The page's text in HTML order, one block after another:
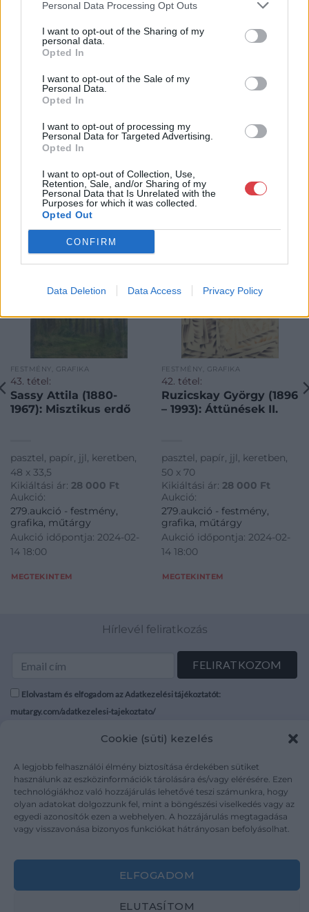
Personal Data Processing Opt Outs
I want to opt-out of the Sharing of my
personal data.
Opted In
I want to opt-out of the Sale of my
Personal Data.
Opted In
I want to opt-out of processing my
Personal Data for Targeted Advertising.
Opted In
I want to opt-out of Collection, Use,
Retention, Sale, and/or Sharing of my
Personal Data that Is Unrelated with the
Purposes for which it was collected.
Opted Out
CONFIRM
Data Deletion Data Access Privacy Policy
Cookie (süti) kezelés
A legjobb felhasználói élmény biztosítása érdekében sütiket
használunk az eszközinformációk tárolására és/vagy elérésére. Ezen
technológiákhoz való hozzájárulás lehetővé teszi számunkra, hogy
olyan adatokat dolgozzunk fel, mint a böngészési viselkedés vagy az
egyedi azonosítók ezen a webhelyen. A hozzájárulás megtagadása
vagy visszavonása bizonyos funkciókat hátrányosan befolyásolhat.
ELFOGADOM
ELUTASÍTOM
szerda esténként online árverést! Kedd-től péntek-ig 11.00-este
18.00 óráig várjuk szeretettel az érdeklődőket.
GALÉRIA TOVÁBBI MŰTÁRGYAI
KAPCSOLÓDÓ MŰTÁRGYAK
FESTMÉNY, GRAFIKA
43. tétel:
Sassy Attila (1880-
1967): Misztikus erdő
pasztel, papír, jjl, keretben,
48 x 33,5
Kikiáltási ár: 28 000 Ft
Aukció:
279.aukció - festmény,
grafika, műtárgy
Aukció időpontja: 2024-02-
14 18:00
MEGTEKINTEM
FESTMÉNY, GRAFIKA
42. tétel:
Ruzicskay György (1896
– 1993): Áttünések II.
pasztel, papír, jjl, keretben,
50 x 70
Kikiáltási ár: 28 000 Ft
Aukció:
279.aukció - festmény,
grafika, műtárgy
Aukció időpontja: 2024-02-
14 18:00
MEGTEKINTEM
Hírlevél feliratkozás
Elolvastam és elfogadom az Adatkezelési tájékoztatót:
mutargy.com/adatkezelesi-tajekoztato/
Médiaajánlat
Karrier
Kapcsolat
Áraink
ÁSZF
Adatvédelem
Impresszum